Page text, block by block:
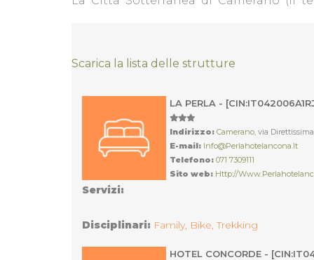
Scarica la lista delle strutture
LA PERLA -
Indirizzo: Camerano, via
E-mail: Info@perlahotelancona.it
Telefono: 071 7309111
Sito web: Http://
Servizi:
Disciplinari: Family, Bike,Trekking
HOTEL CONCORDE -